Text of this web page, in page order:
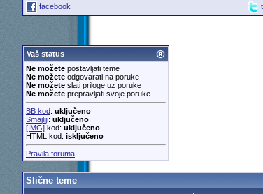
facebook
Vaš status
Ne možetepostavljati teme
Ne možeteodgovarati na poruke
Ne možeteslati priloge uz poruke
Ne možeteprepravljati svoje poruke
BB kod: uključeno
Smajliji: uključeno
[IMG]kod: uključeno
HTML kod: isključeno
Pravila foruma
Slične teme